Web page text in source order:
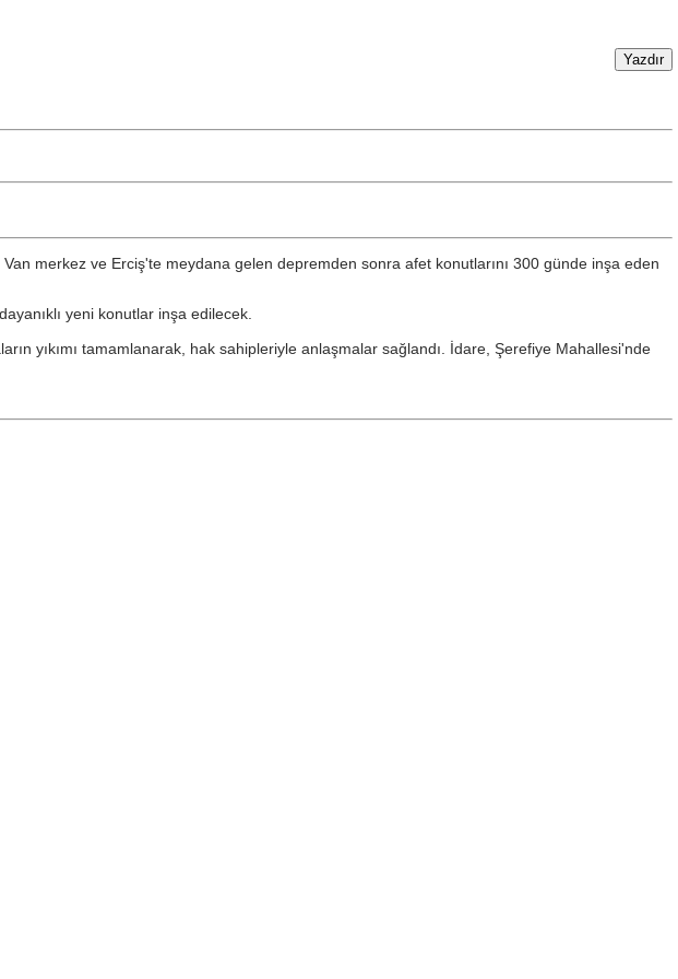
merkez ve Erciş'te meydana gelen depremden sonra afet konutlarını 300 günde inşa eden
yeni konutlar inşa edilecek.
yıkımı tamamlanarak, hak sahipleriyle anlaşmalar sağlandı. İdare, Şerefiye Mahallesi'nde